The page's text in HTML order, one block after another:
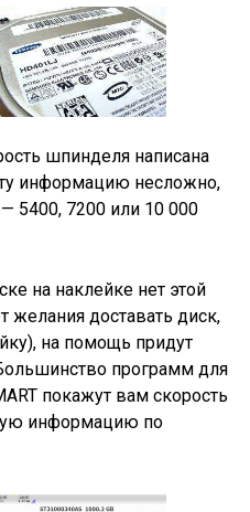
шпинделя написана
информацию несложно,
5400, 7200 или 10 000
на наклейке нет этой
желания доставать диск,
на помощь придут
программ для
покажут вам скорость
информацию по